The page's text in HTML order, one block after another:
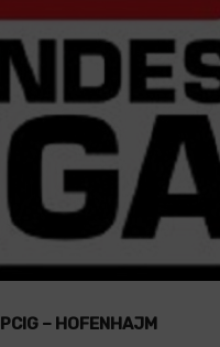
– HOFENHAJM